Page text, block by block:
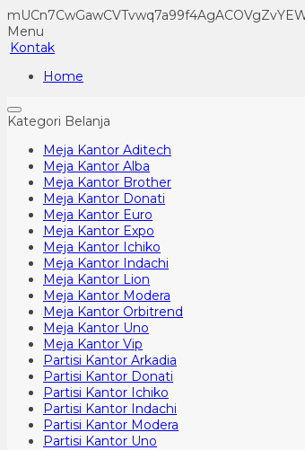
Menu
Kontak
Home
Kategori Belanja
Meja Kantor Aditech
Meja Kantor Alba
Meja Kantor Brother
Meja Kantor Donati
Meja Kantor Euro
Meja Kantor Expo
Meja Kantor Ichiko
Meja Kantor Indachi
Meja Kantor Lion
Meja Kantor Modera
Meja Kantor Orbitrend
Meja Kantor Uno
Meja Kantor Vip
Partisi Kantor Arkadia
Partisi Kantor Donati
Partisi Kantor Ichiko
Partisi Kantor Indachi
Partisi Kantor Modera
Partisi Kantor Uno